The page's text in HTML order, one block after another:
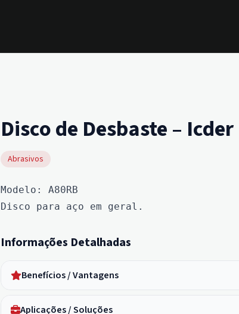
Disco de Desbaste – Icder
Abrasivos
Modelo: A80RB
Disco para aço em geral.
Informações Detalhadas
Benefícios / Vantagens
Aplicações / Soluções